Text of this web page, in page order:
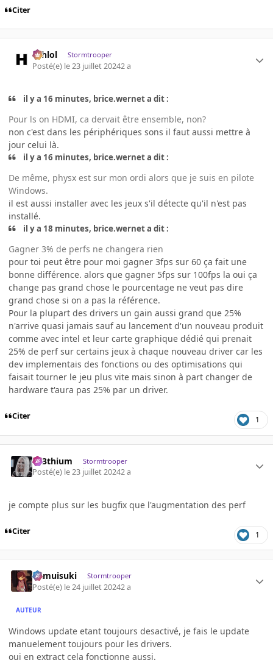
Citer
ashlol Stormtrooper
Posté(e) le 23 juillet 20242 a
il y a 16 minutes, brice.wernet a dit :
Pour ls on HDMI, ca dervait être ensemble, non?
non c'est dans les périphériques sons il faut aussi mettre à
jour celui là.
il y a 16 minutes, brice.wernet a dit :
De même, physx est sur mon ordi alors que je suis en pilote
Windows.
il est aussi installer avec les jeux s'il détecte qu'il n'est pas
installé.
il y a 18 minutes, brice.wernet a dit :
Gagner 3% de perfs ne changera rien
pour toi peut être pour moi gagner 3fps sur 60 ça fait une
bonne différence. alors que gagner 5fps sur 100fps la oui ça
change pas grand chose le pourcentage ne veut pas dire
grand chose si on a pas la référence.
Pour la plupart des drivers un gain aussi grand que 25%
n'arrive quasi jamais sauf au lancement d'un nouveau produit
comme avec intel et leur carte graphique dédié qui prenait
25% de perf sur certains jeux à chaque nouveau driver car les
dev implementais des fonctions ou des optimisations qui
faisait tourner le jeu plus vite mais sinon à part changer de
hardware t'aura pas 25% par un driver.
Citer 1
L33thium Stormtrooper
Posté(e) le 23 juillet 20242 a
je compte plus sur les bugfix que l'augmentation des perf
Citer 1
kamuisuki Stormtrooper
Posté(e) le 24 juillet 20242 a
AUTEUR
Windows update etant toujours desactivé, je fais le update
manuelement toujours pour les drivers.
oui en extract cela fonctionne aussi.